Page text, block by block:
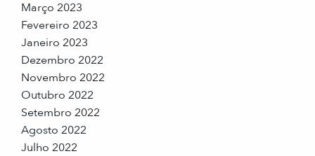
Março 2023
Fevereiro 2023
Janeiro 2023
Dezembro 2022
Novembro 2022
Outubro 2022
Setembro 2022
Agosto 2022
Julho 2022